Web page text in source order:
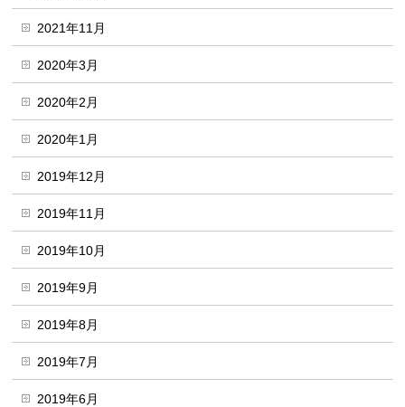
2021年11月
2020年3月
2020年2月
2020年1月
2019年12月
2019年11月
2019年10月
2019年9月
2019年8月
2019年7月
2019年6月